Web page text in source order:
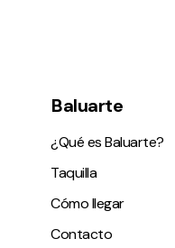
Baluarte
¿Qué es Baluarte?
Taquilla
Cómo llegar
Contacto